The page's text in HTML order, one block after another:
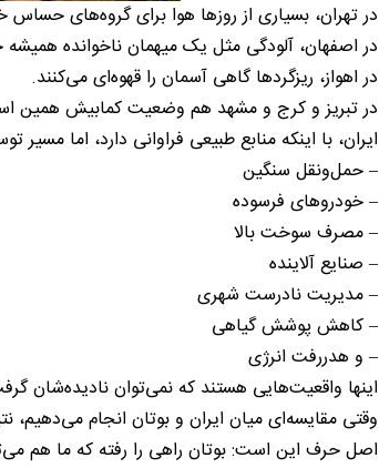
در تهران، بسیاری از روزها هوا برای گروه‌های
در اصفهان، آلودگی مثل یک میهمان ناخوانده همیشه
در اهواز، ریزگردها گاهی آسمان را قهوه‌ای می‌کنند.
در تبریز و کرج و مشهد هم وضعیت کمابیش همین
ایران، با اینکه منابع طبیعی فراوانی دارد، اما
– حمل‌ونقل سنگین
– خودروهای فرسوده
– مصرف سوخت بالا
– صنایع آلاینده
– مدیریت نادرست شهری
– کاهش پوشش گیاهی
– و هدررفت انرژی
اینها واقعیت‌هایی هستند که نمی‌توان نادیده‌شان
وقتی مقایسه‌ای میان ایران و بوتان انجام
اصل حرف این است: بوتان راهی را رفته که ما هم